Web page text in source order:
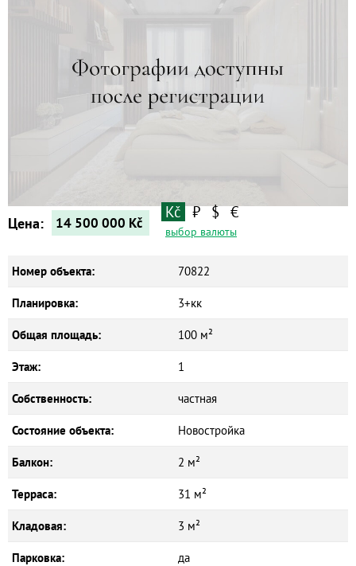
Дома
Новостройки
Цена: 14 500 000 Kč
Kč ₽ $ €
выбор валюты
Номер объекта: 70822
Планировка: 3+кк
Общая площадь: 100 м²
Этаж: 1
Собственность: частная
Состояние объекта: Новостройка
Балкон: 2 м²
Терраса: 31 м²
Кладовая: 3 м²
Парковка: да